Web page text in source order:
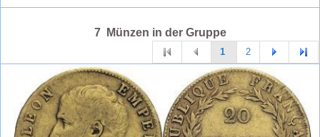
7 Münzen in der Gruppe
1 2